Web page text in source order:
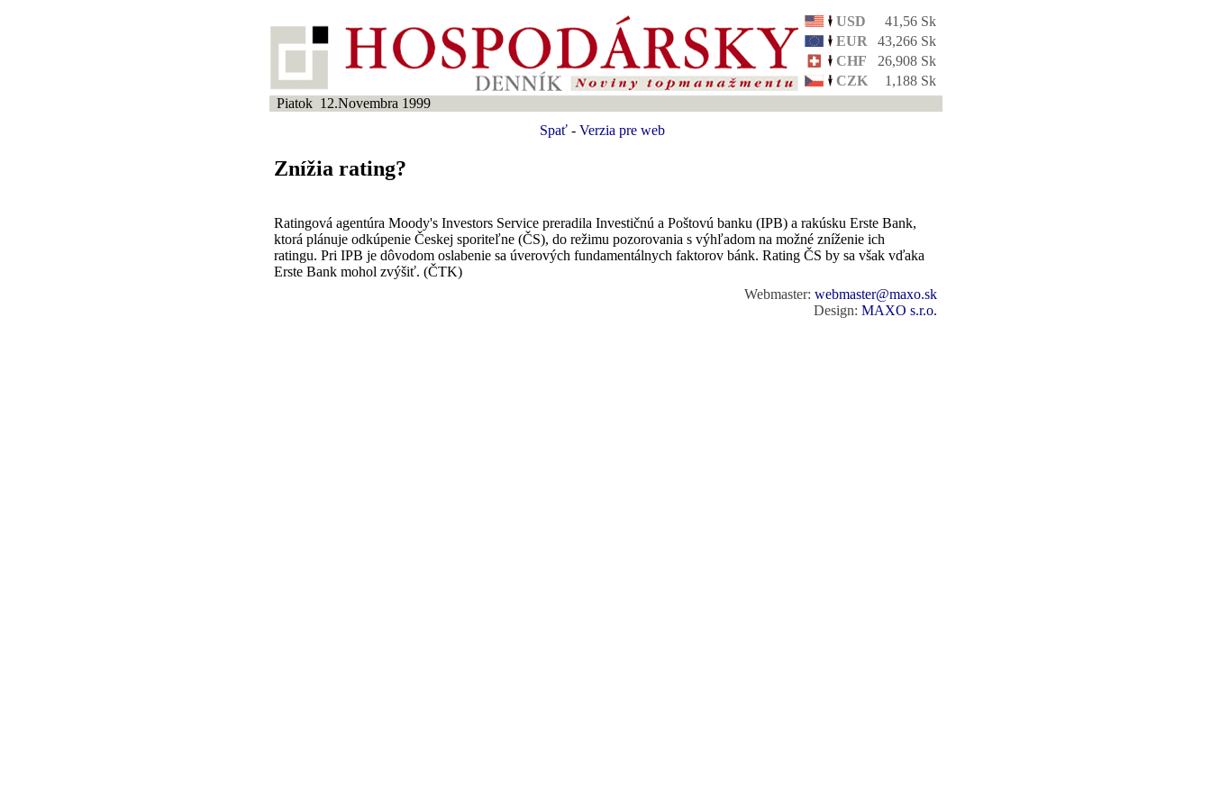
USD
41,56 Sk
EUR
43,266 Sk
CHF
26,908 Sk
CZK
1,188 Sk
Piatok 12.Novembra 1999
Spať - Verzia pre web
Znížia rating?
Ratingová agentúra Moody's Investors Service preradila Investičnú a Poštovú banku (IPB) a rakúsku Erste Bank,
ktorá plánuje odkúpenie Českej sporiteľne (ČS), do režimu pozorovania s výhľadom na možné zníženie ich
ratingu. Pri IPB je dôvodom oslabenie sa úverových fundamentálnych faktorov bánk. Rating ČS by sa však vďaka
Erste Bank mohol zvýšiť. (ČTK)
Webmaster: webmaster@maxo.sk
Design: MAXO s.r.o.